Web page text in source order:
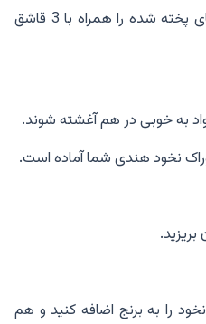
بعد از گذشت 5 دقیقه نخود های پخته شده را همراه با 3 قاشق
نخود هندی شما آماده است.
بریزید.
را به برنج اضافه کنید و هم